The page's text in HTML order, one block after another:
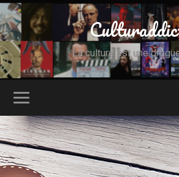
La culture est une